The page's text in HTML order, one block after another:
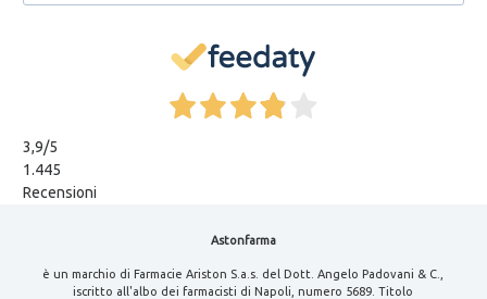
3,9/5
1.445
Recensioni
Astonfarma
è un marchio di Farmacie Ariston S.a.s. del Dott. Angelo Padovani & C.,
iscritto all'albo dei farmacisti di Napoli, numero 5689. Titolo